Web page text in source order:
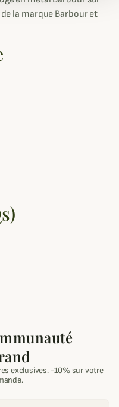
la marque Barbour et
exclusives. -10% sur votre